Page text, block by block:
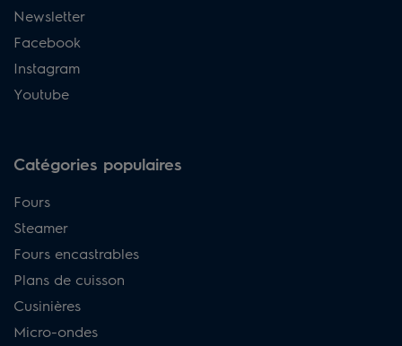
Newsletter
Facebook
Instagram
Youtube
Catégories populaires
Fours
Steamer
Fours encastrables
Plans de cuisson
Cusinières
Micro-ondes